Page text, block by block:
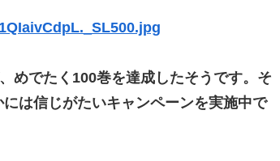
めでたく100巻を達成したそうです。そ
は信じがたいキャンペーンを実施中で